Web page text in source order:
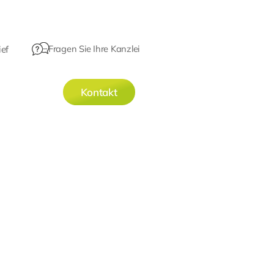
Fragen Sie Ihre Kanzlei
Kontakt